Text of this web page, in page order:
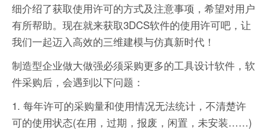
细介绍了获取使用许可的方式及注意事项，希望对用户
有所帮助。现在就来获取3DCS软件的使用许可吧，让
我们一起迈入高效的三维建模与仿真新时代！
制造型企业做大做强必须采购更多的工具设计软件，软
件采购后，会遇到以下问题：
1. 每年许可的采购量和使用情况无法统计，不清楚许
可的使用状态(在用，过期，报废，闲置，未安装……)